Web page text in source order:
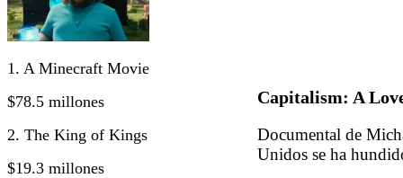
1. A Minecraft Movie
$78.5 millones
2. The King of Kings
$19.3 millones
Capitalism: A
Documental de
Unidos se ha